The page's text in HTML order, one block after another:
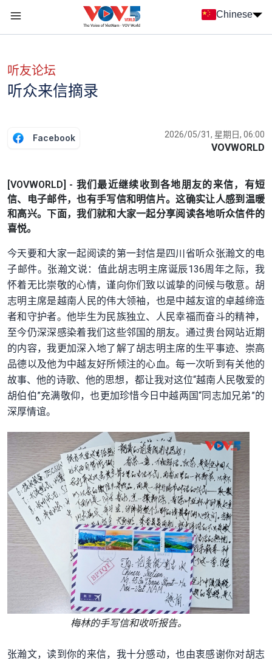
Chinese
听友论坛
听众来信摘录
Facebook 2026/05/31, 星期日, 06:00
VOVWORLD
[VOVWORLD] - 我们最近继续收到各地朋友的来信，有短
信、电子邮件，也有手写信和明信片。这确实让人感到温暖
和高兴。下面，我们就和大家一起分享阅读各地听众信件的
喜悦。
今天要和大家一起阅读的第一封信是四川省听众张瀚文的电
子邮件。张瀚文说：值此胡志明主席诞辰136周年之际，我
怀着无比崇敬的心情，谨向你们致以诚挚的问候与敬意。胡
志明主席是越南人民的伟大领袖，也是中越友谊的卓越缔造
者和守护者。他毕生为民族独立、人民幸福而奋斗的精神，
至今仍深深感染着我们这些邻国的朋友。通过贵台网站近期
的内容，我更加深入地了解了胡志明主席的生平事迹、崇高
品德以及他为中越友好所倾注的心血。每一次听到有关他的
故事、他的诗歌、他的思想，都让我对这位“越南人民敬爱的
胡伯伯”充满敬仰，也更加珍惜今日中越两国“同志加兄弟”的
深厚情谊。
梅林的手写信和收听报告。
张瀚文，读到你的来信，我十分感动，也由衷感谢你对胡志